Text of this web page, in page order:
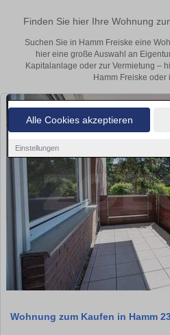
Alle Cookies akzeptieren
Einstellungen
Finden Sie hier Ihre Wohnung
Suchen Sie in Hamm Freiske eine
hier eine große Auswahl an
Kapitalanlage oder zur Vermietung –
Hamm Freiske oder
Wohnung zum Kaufen in Hamm